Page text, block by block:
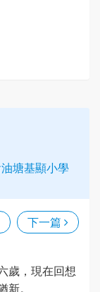
塘基顯小學
下一篇
歲，現在回想
。